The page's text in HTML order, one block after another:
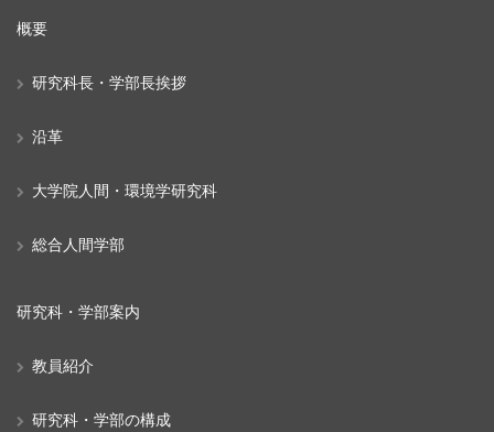
概要
研究科長・学部長挨拶
沿革
大学院人間・環境学研究科
総合人間学部
研究科・学部案内
教員紹介
研究科・学部の構成